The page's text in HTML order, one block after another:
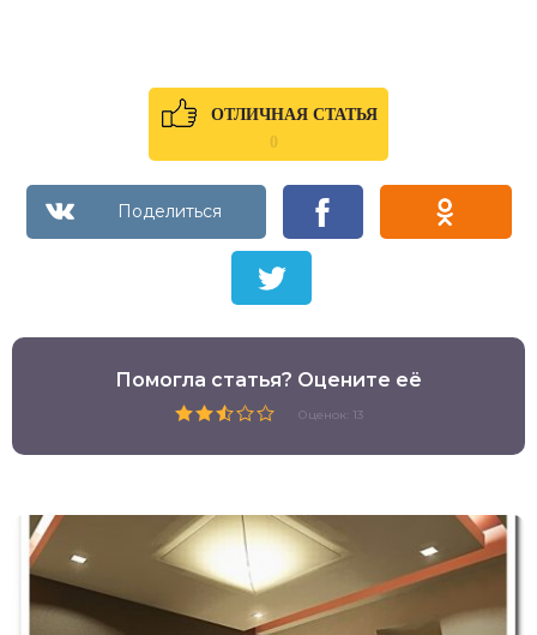
ОТЛИЧНАЯ СТАТЬЯ
0
Помогла статья? Оцените её
Оценок: 13